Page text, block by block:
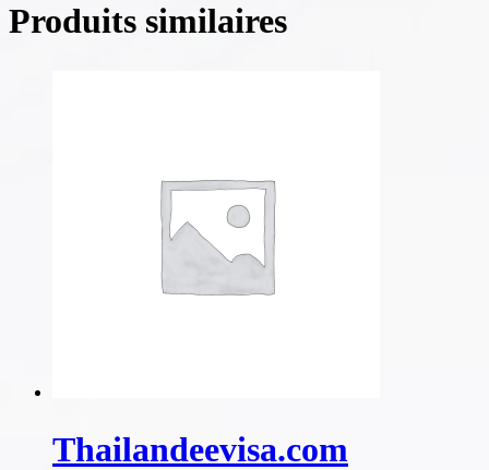
Produits similaires
Thailandeevisa.com